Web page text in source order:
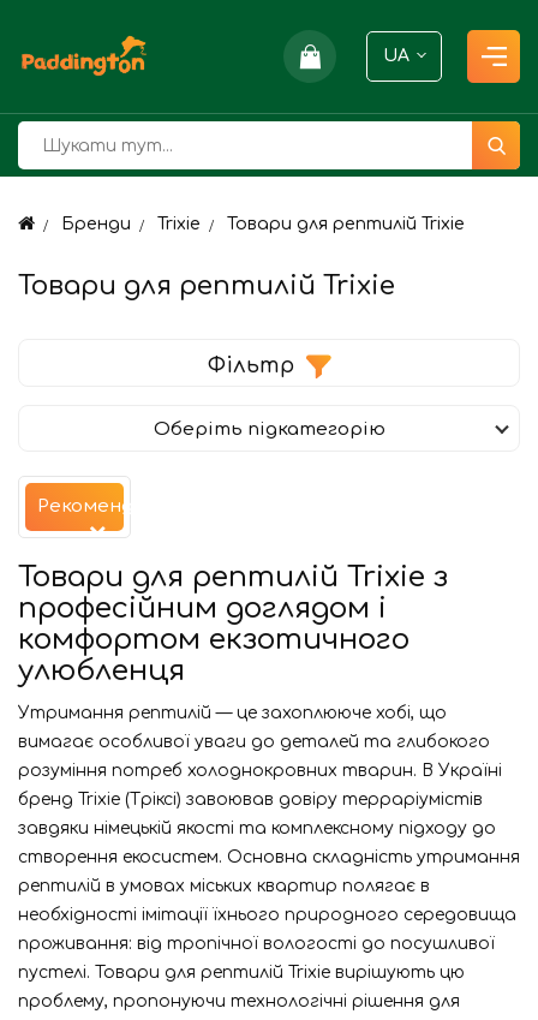
UA
Бренди Trixie Товари для рептилій Trixie
Товари для рептилій Trixie
Фільтр
Оберіть підкатегорію
Рекомендуємо
Товари для рептилій Trixie з
професійним доглядом і
комфортом екзотичного
улюбленця
Утримання рептилій — це захоплююче хобі, що
вимагає особливої уваги до деталей та глибокого
розуміння потреб холоднокровних тварин. В Україні
бренд Trixie (Тріксі) завоював довіру терраріумістів
завдяки німецькій якості та комплексному підходу до
створення екосистем. Основна складність утримання
рептилій в умовах міських квартир полягає в
необхідності імітації їхнього природного середовища
проживання: від тропічної вологості до посушливої
пустелі. Товари для рептилій Trixie вирішують цю
проблему, пропонуючи технологічні рішення для